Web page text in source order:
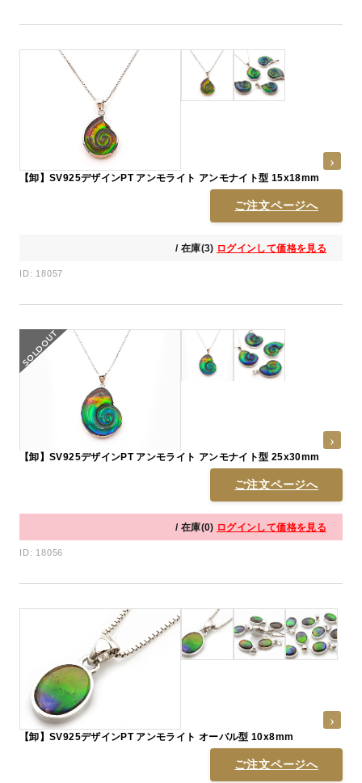
【卸】SV925デザインPT アンモライト アンモナイト型 15x18mm
ご注文ページへ
/ 在庫(3) ログインして価格を見る
ID: 18057
【卸】SV925デザインPT アンモライト アンモナイト型 25x30mm
ご注文ページへ
/ 在庫(0) ログインして価格を見る
ID: 18056
【卸】SV925デザインPT アンモライト オーバル型 10x8mm
ご注文ページへ